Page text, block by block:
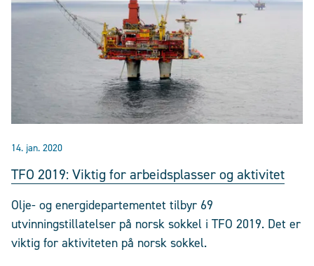
14. jan. 2020
TFO 2019: Viktig for arbeidsplasser og aktivitet
Olje- og energidepartementet tilbyr 69
utvinningstillatelser på norsk sokkel i TFO 2019. Det er
viktig for aktiviteten på norsk sokkel.